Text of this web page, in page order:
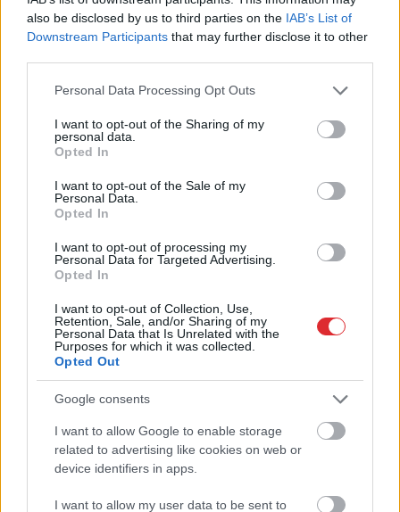
also be disclosed by us to third parties on the IAB’s List of
Downstream Participants that may further disclose it to other
Please note that this website/app uses one or more Google
not limited to your visit or usage behaviour. You may click to
grant or deny consent to Google and its third-party tags to
use your data for below specified purposes in below Google
consent section.
Personal Data Processing Opt Outs
I want to opt-out of the Sharing of my
personal data.
Opted In
I want to opt-out of the Sale of my
Personal Data.
Opted In
I want to opt-out of processing my
Personal Data for Targeted Advertising.
Opted In
I want to opt-out of Collection, Use,
Retention, Sale, and/or Sharing of my
Personal Data that Is Unrelated with the
Purposes for which it was collected.
Opted Out
Google consents
I want to allow Google to enable storage
related to advertising like cookies on web or
device identifiers in apps.
I want to allow my user data to be sent to
šo zodiaka zīmju
pārstāvjiem labāk
nestrīdēties: viņi vienmēr
atradīs veidu, kā pamatīgi
atriebties
Horoskopi8. augustam.
emocijām pārāk spēcīgi
ietekmēt tavus
lēmumus
varētu aizvērties!”
Beata Jonīte jau atkal
nonāk uzmanības
centrā – šoreiz ar
Atcelt Ziņot